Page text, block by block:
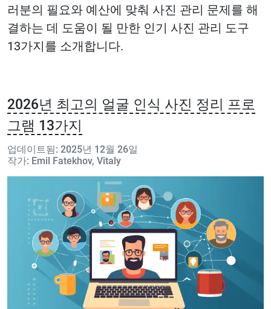
러분의 필요와 예산에 맞춰 사진 관리 문제를 해
결하는 데 도움이 될 만한 인기 사진 관리 도구
13가지를 소개합니다.
2026년 최고의 얼굴 인식 사진 정리 프로
그램 13가지
업데이트됨: 2025년 12월 26일
작가: Emil Fatekhov, Vitaly